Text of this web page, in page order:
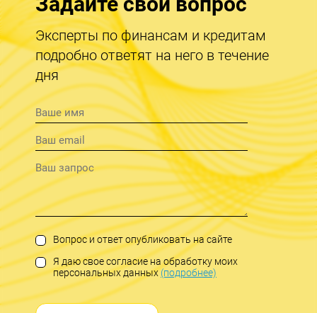
Эксперты по финансам и кредитам
подробно ответят на него в течение
дня
Вопрос и ответ опубликовать на сайте
Я даю свое согласие на обработку моих
персональных данных(подробнее)